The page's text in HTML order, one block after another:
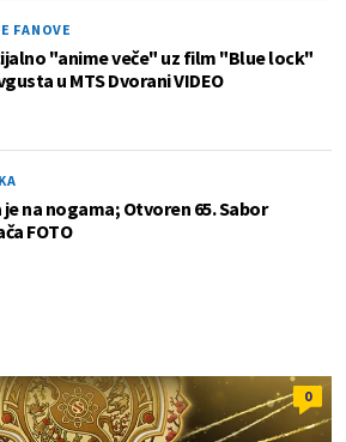
FANOVE
"anime veče" uz film "Blue lock"
u MTS Dvorani VIDEO
je na nogama; Otvoren 65. Sabor
FOTO
0